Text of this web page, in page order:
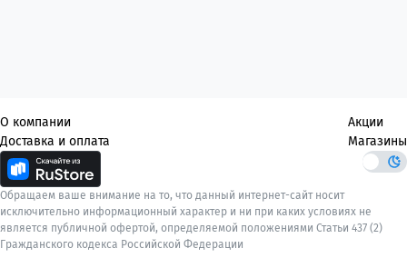
О компании
Доставка и оплата
Акции
Магазины
Обращаем ваше внимание на то, что данный интернет-сайт носит
исключительно информационный характер и ни при каких условиях не
является публичной офертой, определяемой положениями Статьи 437 (2)
Гражданского кодекса Российской Федерации